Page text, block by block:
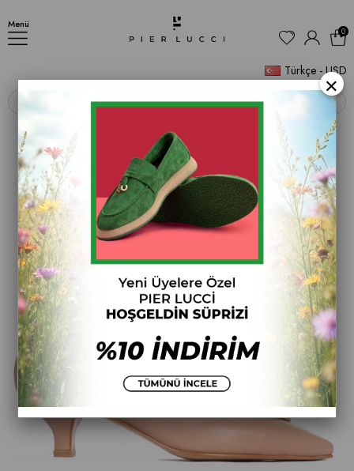
Menü
Türkçe - USD
0
‹ ›
×